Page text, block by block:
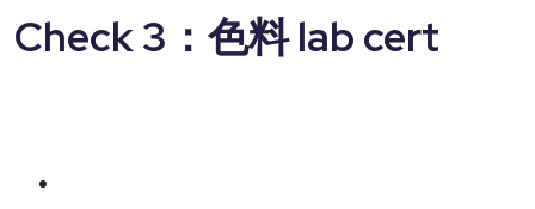
Check 3：色料 lab cert